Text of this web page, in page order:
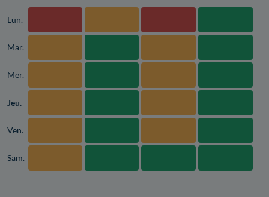
Lun.
Mar.
Mer.
Jeu.
Ven.
Sam.